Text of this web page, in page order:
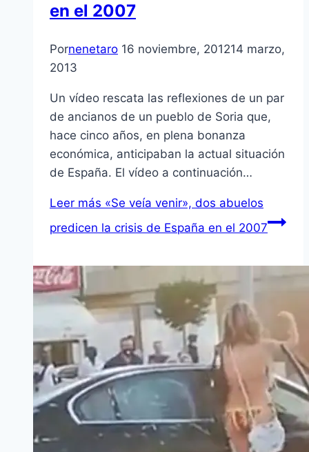
en el 2007
Pornenetaro 16 noviembre, 201214 marzo,
2013
Un ví­deo rescata las reflexiones de un par
de ancianos de un pueblo de Soria que,
hace cinco años, en plena bonanza
económica, anticipaban la actual situación
de España. El ví­deo a continuación…
Leer más «Se veí­a venir», dos abuelos
predicen la crisis de España en el 2007